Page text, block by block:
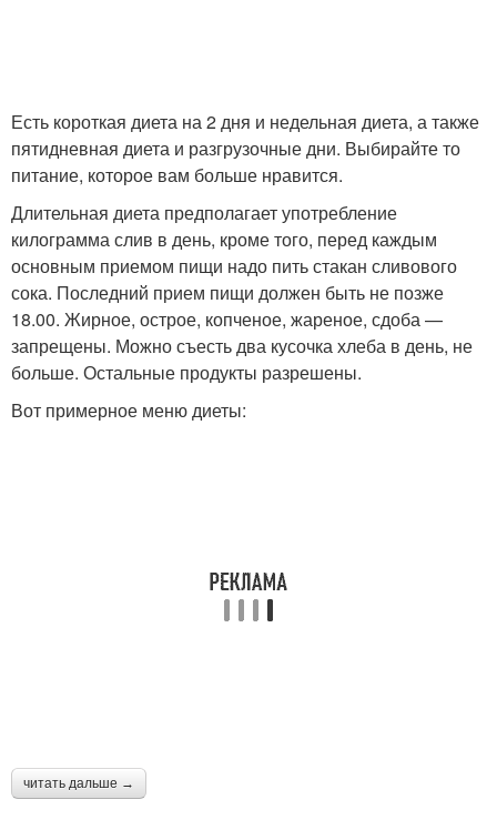
Есть короткая диета на 2 дня и недельная диета, а также
пятидневная диета и разгрузочные дни. Выбирайте то
питание, которое вам больше нравится.
Длительная диета предполагает употребление
килограмма слив в день, кроме того, перед каждым
основным приемом пищи надо пить стакан сливового
сока. Последний прием пищи должен быть не позже
18.00. Жирное, острое, копченое, жареное, сдоба —
запрещены. Можно съесть два кусочка хлеба в день, не
больше. Остальные продукты разрешены.
Вот примерное меню диеты:
читать дальше →